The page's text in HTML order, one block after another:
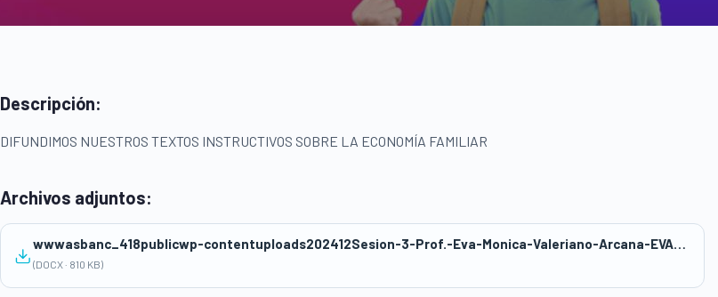
Descripción:
DIFUNDIMOS NUESTROS TEXTOS INSTRUCTIVOS SOBRE LA ECONOMÍA FAMILIAR
Archivos adjuntos:
wwwasbanc_418publicwp-contentuploads202412Sesion-3-Prof.-Eva-Monica-Valeriano-Arcana-EVA-MONICA-VALERIANO-ARCANA.docx
(DOCX · 810 KB)